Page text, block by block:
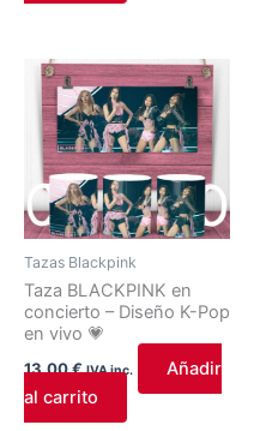
Tazas Blackpink
Taza BLACKPINK en
concierto – Diseño K-Pop
en vivo 💗
13,00€ IVA inc.
Añadir
al carrito